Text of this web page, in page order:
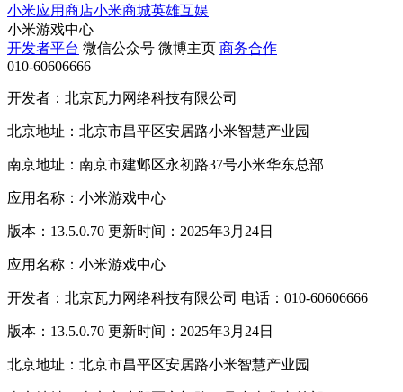
小米应用商店小米商城英雄互娱
小米游戏中心
开发者平台 微信公众号 微博主页 商务合作
010-60606666
开发者：北京瓦力网络科技有限公司
北京地址：北京市昌平区安居路小米智慧产业园
南京地址：南京市建邺区永初路37号小米华东总部
应用名称：小米游戏中心
版本：13.5.0.70 更新时间：2025年3月24日
应用名称：小米游戏中心
开发者：北京瓦力网络科技有限公司 电话：010-60606666
版本：13.5.0.70 更新时间：2025年3月24日
北京地址：北京市昌平区安居路小米智慧产业园